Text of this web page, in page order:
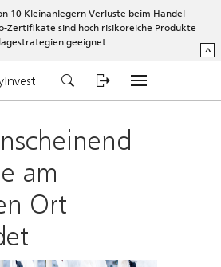
10 Kleinanlegern Verluste beim Handel
Zertifikate sind hoch risikoreiche Produkte
geeignet.
^
am
Ort